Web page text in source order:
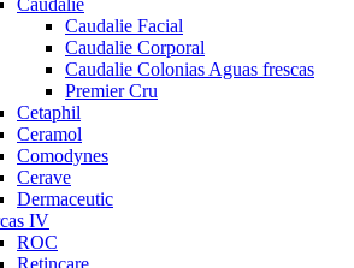
Caudalie
Caudalie Facial
Caudalie Corporal
Caudalie Colonias Aguas frescas
Premier Cru
Cetaphil
Ceramol
Comodynes
Cerave
Dermaceutic
IV
ROC
Retincare